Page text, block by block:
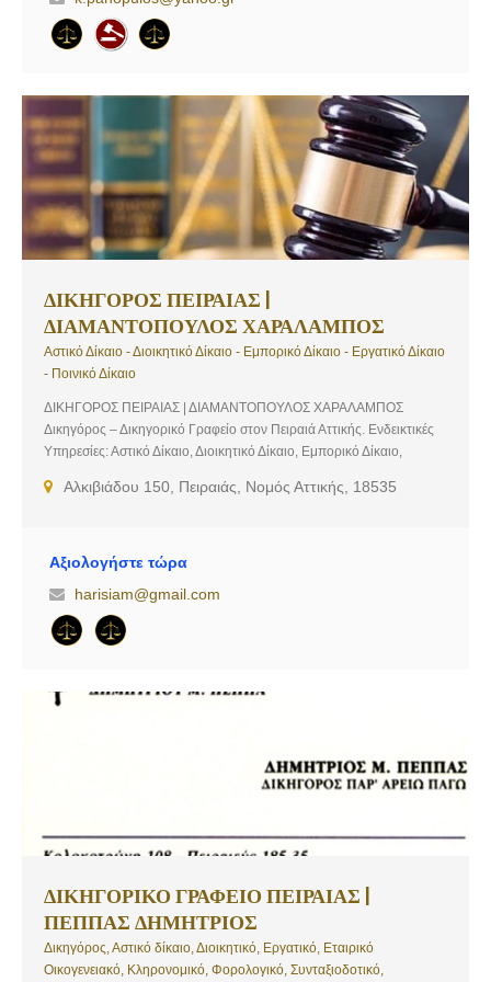
Πάγο ασχολούμενος με υποθέσεις που καλύπτουν όλο το φάσμα
του δικαίου. Ως ασκούμενος αλλά και ως δικηγόρος έχει συνεργαστεί
με μεγάλα δικηγορικά γραφεία, χειριζόμενος υποθέσεις που άπτονται
νομικής υποστήριξης σε υποθέσεις εργατικών διαφορών για
διεκδίκηση εργατικών αποδοχών, μισθών, επιδομάτων κατά του
εργοδότη που προκύπτουν από τη σύμβαση εργασίας,
αποζημίωσης μετά από απόλυση ή από εργατικό ατύχημα και
καταγγελίας σύμβασης εργασίας Παροχή νομικής κάλυψης σε
ζητήματα ενώπιον της Επιθεώρησης Εργασίας, στο Ι.Κ.Α. αλλά και
ενώπιον οποιασδήποτε άλλης αρχής και δικαστηρίου. 2. Αστικό
δικαίου Ανακοπές / Αναστολές κατά […]
ΔΙΚΗΓΟΡΟΣ ΠΕΙΡΑΙΑΣ |
ΔΙΑΜΑΝΤΟΠΟΥΛΟΣ ΧΑΡΑΛΑΜΠΟΣ
Αστικό Δίκαιο - Διοικητικό Δίκαιο - Εμπορικό Δίκαιο - Εργατικό Δίκαιο
- Ποινικό Δίκαιο
ΔΙΚΗΓΟΡΟΣ ΠΕΙΡΑΙΑΣ | ΔΙΑΜΑΝΤΟΠΟΥΛΟΣ ΧΑΡΑΛΑΜΠΟΣ
Δικηγόρος – Δικηγορικό Γραφείο στον Πειραιά Αττικής. Ενδεικτικές
Υπηρεσίες: Αστικό Δίκαιο, Διοικητικό Δίκαιο, Εμπορικό Δίκαιο,
Αλκιβιάδου 150, Πειραιάς, Νομός Αττικής, 18535
Αξιολογήστε τώρα
harisiam@gmail.com
ΔΙΚΗΓΟΡΙΚΟ ΓΡΑΦΕΙΟ ΠΕΙΡΑΙΑΣ |
ΠΕΠΠΑΣ ΔΗΜΗΤΡΙΟΣ
Δικηγόρος, Αστικό δίκαιο, Διοικητικό, Εργατικό, Εταιρικό
Οικογενειακό, Κληρονομικό, Φορολογικό, Συνταξιοδοτικό,